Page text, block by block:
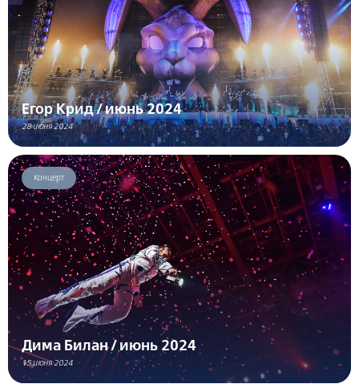
Егор Крид / июнь 2024
28 июня 2024
Концерт
Дима Билан / июнь 2024
15 июня 2024